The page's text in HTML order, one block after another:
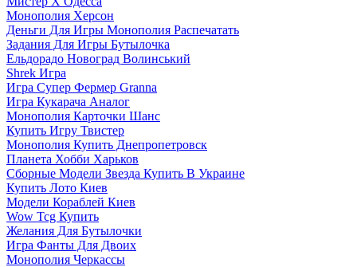
Монополия Херсон
Деньги Для Игры Монополия Распечатать
Задания Для Игры Бутылочка
Ельдорадо Новоград Волинський
Shrek Игра
Игра Супер Фермер Granna
Игра Кукарача Аналог
Монополия Карточки Шанс
Купить Игру Твистер
Монополия Купить Днепропетровск
Планета Хобби Харьков
Сборные Модели Звезда Купить В Украине
Купить Лото Киев
Модели Кораблей Киев
Wow Tcg Купить
Желания Для Бутылочки
Игра Фанты Для Двоих
Монополия Черкассы